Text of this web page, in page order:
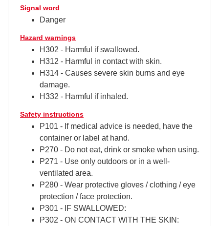
Signal word
Danger
Hazard warnings
H302 - Harmful if swallowed.
H312 - Harmful in contact with skin.
H314 - Causes severe skin burns and eye
damage.
H332 - Harmful if inhaled.
Safety instructions
P101 - If medical advice is needed, have the
container or label at hand.
P270 - Do not eat, drink or smoke when using.
P271 - Use only outdoors or in a well-
ventilated area.
P280 - Wear protective gloves / clothing / eye
protection / face protection.
P301 - IF SWALLOWED:
P302 - ON CONTACT WITH THE SKIN: